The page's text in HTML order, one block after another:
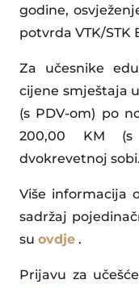
godine,
potvrda VTK/STK
Za učesnike
cijene smještaja
(s PDV-om) po
200,00 KM
dvokrevetnoj sobi.
Više informacija
sadržaj
su ovdje .
Prijavu za